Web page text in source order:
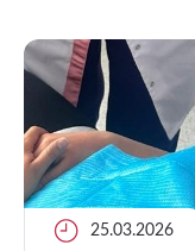
25.03.2026